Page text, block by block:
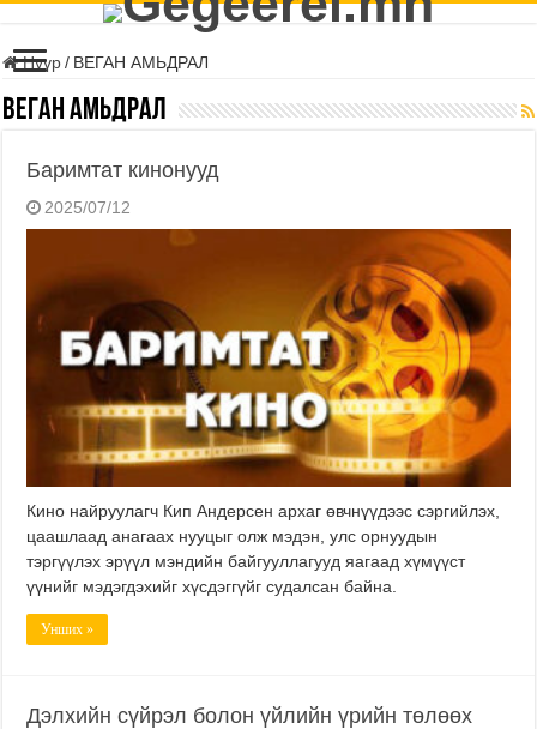
Нүүр / ВЕГАН АМЬДРАЛ
ВЕГАН АМЬДРАЛ
Баримтат кинонууд
2025/07/12
Кино найруулагч Кип Андерсен архаг өвчнүүдээс сэргийлэх,
цаашлаад анагаах нууцыг олж мэдэн, улс орнуудын
тэргүүлэх эрүүл мэндийн байгууллагууд яагаад хүмүүст
үүнийг мэдэгдэхийг хүсдэггүйг судалсан байна.
Унших »
Дэлхийн сүйрэл болон үйлийн үрийн төлөөх